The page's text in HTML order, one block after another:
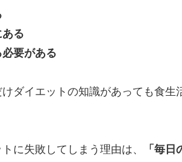
る
要がある
ダイエットの知識があっても食生
に失敗してしまう理由は、
「毎